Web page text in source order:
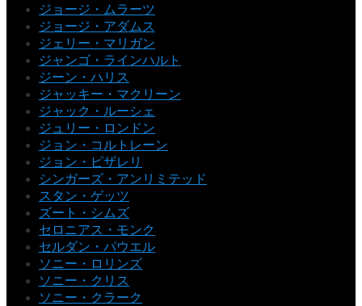
ジョージ・ムラーツ
ジョージ・アダムス
ジェリー・マリガン
ジャンゴ・ラインハルト
ジーン・ハリス
ジャッキー・マクリーン
ジャック・ルーシェ
ジュリー・ロンドン
ジョン・コルトレーン
ジョン・ピザレリ
シンガーズ・アンリミテッド
スタン・ゲッツ
ズート・シムズ
セロニアス・モンク
セルダン・パウエル
ソニー・ロリンズ
ソニー・クリス
ソニー・クラーク